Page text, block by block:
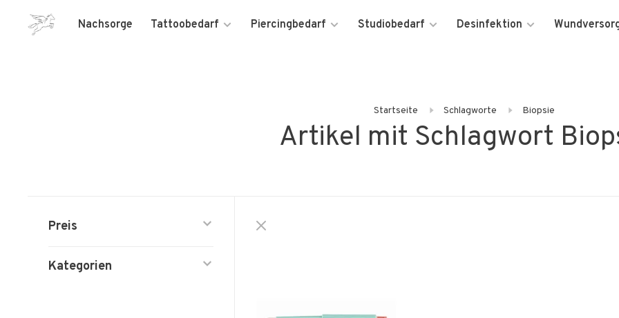
Nachsorge Tattoobedarf Piercingbedarf Studiobedarf Desinfektion
Startseite Schlagworte Biopsie
Artikel mit Schlagwort
Preis
Kategorien